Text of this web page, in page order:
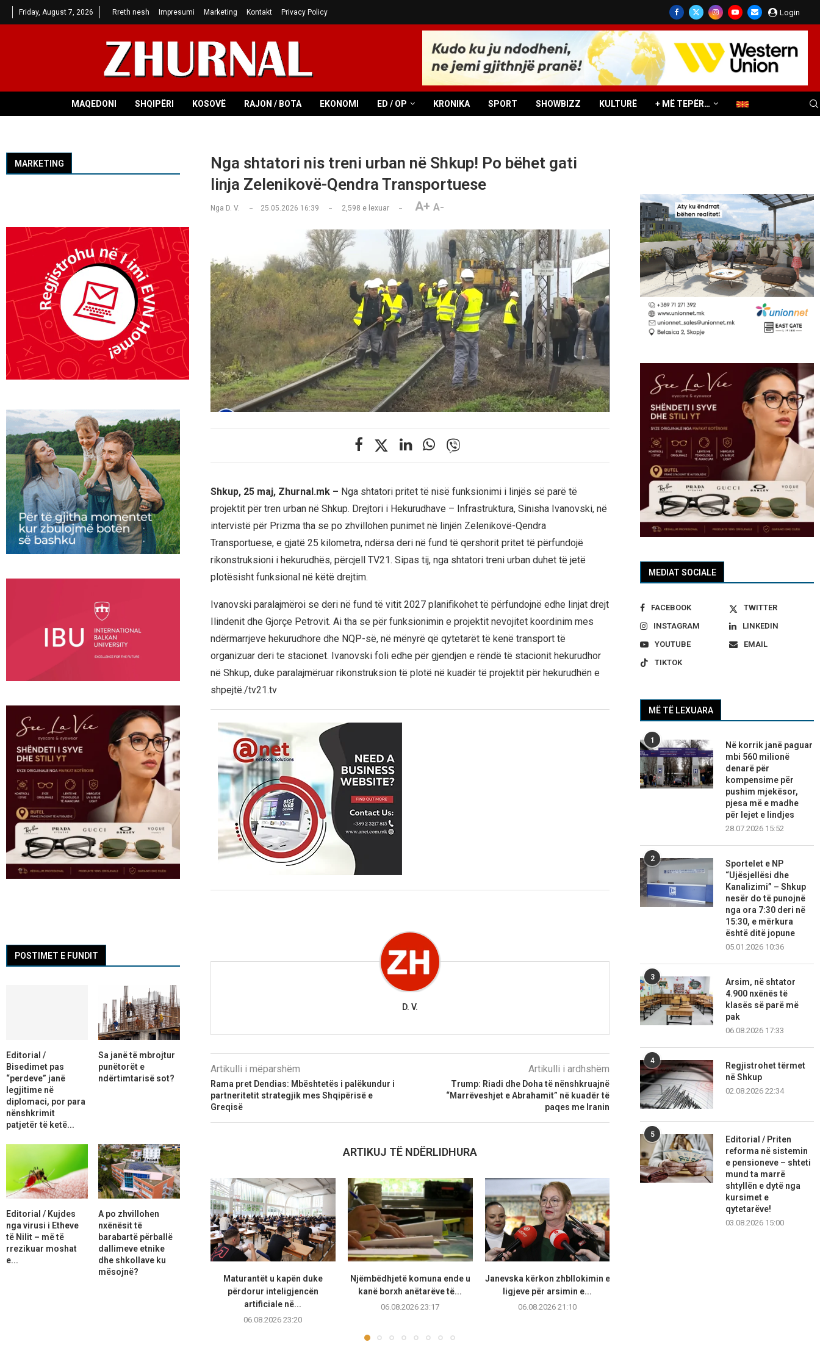
Friday, August 7, 2026 Rreth nesh Impresumi Marketing Kontakt Privacy Policy Login
MAQEDONI SHQIPËRI KOSOVË RAJON / BOTA EKONOMI ED / OP KRONIKA SPORT SHOWBIZZ KULTURË + MË TEPËR…
Nga shtatori nis treni urban në Shkup! Po bëhet gati
linja Zelenikovë-Qendra Transportuese
Nga D. V. 25.05.2026 16:39 2,598 e lexuar A+ A-
Shkup, 25 maj, Zhurnal.mk – Nga shtatori pritet të nisë funksionimi i linjës së parë të
projektit për tren urban në Shkup. Drejtori i Hekurudhave – Infrastruktura, Sinisha Ivanovski, në
intervistë për Prizma tha se po zhvillohen punimet në linjën Zelenikovë-Qendra
Transportuese, e gjatë 25 kilometra, ndërsa deri në fund të qershorit pritet të përfundojë
rikonstruksioni i hekurudhës, përcjell TV21. Sipas tij, nga shtatori treni urban duhet të jetë
plotësisht funksional në këtë drejtim.
Ivanovski paralajmëroi se deri në fund të vitit 2027 planifikohet të përfundojnë edhe linjat drejt
Ilindenit dhe Gjorçe Petrovit. Ai tha se për funksionimin e projektit nevojitet koordinim mes
ndërmarrjeve hekurudhore dhe NQP-së, në mënyrë që qytetarët të kenë transport të
organizuar deri te stacionet. Ivanovski foli edhe për gjendjen e rëndë të stacionit hekurudhor
në Shkup, duke paralajmëruar rikonstruksion të plotë në kuadër të projektit për hekurudhën e
shpejtë./tv21.tv
D. V.
Artikulli i mëparshëm
Rama pret Dendias: Mbështetës i palëkundur i
partneritetit strategjik mes Shqipërisë e
Greqisë
Artikulli i ardhshëm
Trump: Riadi dhe Doha të nënshkruajnë
“Marrëveshjet e Abrahamit” në kuadër të
paqes me Iranin
ARTIKUJ TË NDËRLIDHURA
Maturantët u kapën duke
përdorur inteligjencën
artificiale në...
06.08.2026 23:20
Njëmbëdhjetë komuna ende u
kanë borxh anëtarëve të...
06.08.2026 23:17
Janevska kërkon zhbllokimin e
ligjeve për arsimin e...
06.08.2026 21:10
MEDIAT SOCIALE
FACEBOOK
TWITTER
INSTAGRAM
LINKEDIN
YOUTUBE
EMAIL
TIKTOK
MË TË LEXUARA
1
Në korrik janë paguar
mbi 560 milionë
denarë për
kompensime për
pushim mjekësor,
pjesa më e madhe
për lejet e lindjes
28.07.2026 15:52
2
Sportelet e NP
“Ujësjellësi dhe
Kanalizimi” – Shkup
nesër do të punojnë
nga ora 7:30 deri në
15:30, e mërkura
është ditë jopune
05.01.2026 10:36
3
Arsim, në shtator
4.900 nxënës të
klasës së parë më
pak
06.08.2026 17:33
4
Regjistrohet tërmet
në Shkup
02.08.2026 22:34
5
Editorial / Priten
reforma në sistemin
e pensioneve – shteti
mund ta marrë
shtyllën e dytë nga
kursimet e
qytetarëve!
03.08.2026 15:00
MARKETING
POSTIMET E FUNDIT
Editorial /
Bisedimet pas
“perdeve” janë
legjitime në
diplomaci, por para
nënshkrimit
patjetër të ketë...
Sa janë të mbrojtur
punëtorët e
ndërtimtarisë sot?
Editorial / Kujdes
nga virusi i Etheve
të Nilit – më të
rrezikuar moshat
e...
A po zhvillohen
nxënësit të
barabartë përballë
dallimeve etnike
dhe shkollave ku
mësojnë?